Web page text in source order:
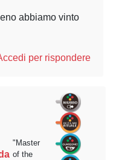
abbiamo vinto
per rispondere
"Master
of the